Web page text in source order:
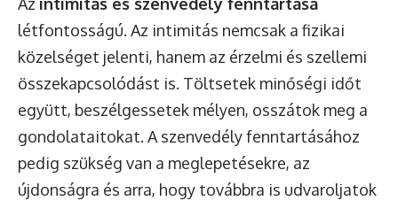
létfontosságú. Az intimitás nemcsak a fizikai
közelséget jelenti, hanem az érzelmi és szellemi
összekapcsolódást is. Töltsetek minőségi időt
együtt, beszélgessetek mélyen, osszátok meg a
gondolataitokat. A szenvedély fenntartásához
pedig szükség van a meglepetésekre, az
újdonságra és arra, hogy továbbra is udvaroljatok